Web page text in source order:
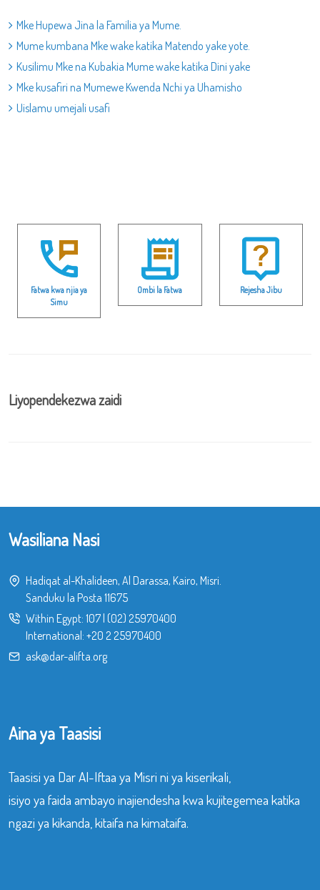
Mke Hupewa Jina la Familia ya Mume.
Mume kumbana Mke wake katika Matendo yake yote.
Kusilimu Mke na Kubakia Mume wake katika Dini yake
Mke kusafiri na Mumewe Kwenda Nchi ya Uhamisho
Uislamu umejali usafi
Fatwa kwa njia ya
Simu
Ombi la Fatwa Rejesha Jibu
Liyopendekezwa zaidi
Wasiliana Nasi
Hadiqat al-Khalideen, Al Darassa, Kairo, Misri.
Sanduku la Posta 11675
Within Egypt: 107| (02) 25970400
International: +20 2 25970400
ask@dar-alifta.org
Aina ya Taasisi
Taasisi ya Dar Al-Iftaa ya Misri ni ya kiserikali,
isiyo ya faida ambayo inajiendesha kwa kujitegemea katika
ngazi ya kikanda, kitaifa na kimataifa.